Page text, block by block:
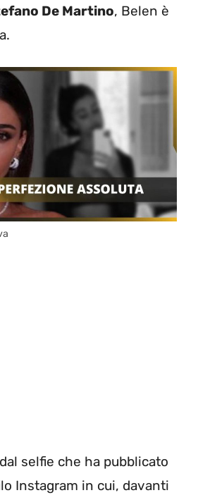
De Martino, Belen è
selfie che ha pubblicato
Instagram in cui, davanti